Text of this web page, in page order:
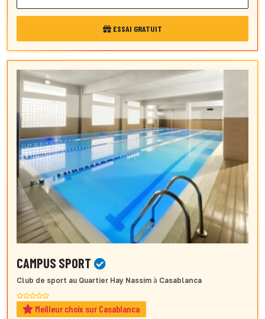
ESSAI GRATUIT
CAMPUS SPORT
Club de sport au Quartier Hay Nassim à Casablanca
Meilleur choix sur Casablanca